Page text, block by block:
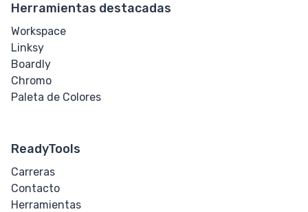
Tamaño de
Tabulación
Alineación de
Texto
Texto
Sangría de
Texto
Herramientas destacadas
Workspace
Linksy
Boardly
Chromo
Paleta de Colores
ReadyTools
Carreras
Contacto
Herramientas